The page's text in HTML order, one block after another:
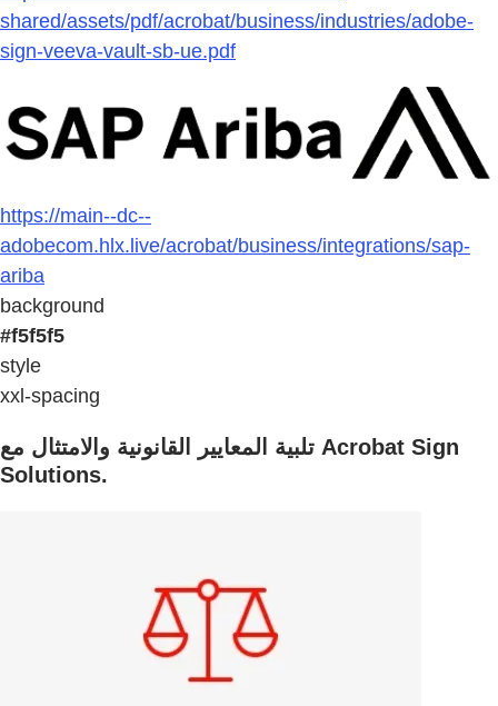
shared/assets/pdf/acrobat/business/industries/adobe-
sign-veeva-vault-sb-ue.pdf
https://main--dc--
adobecom.hlx.live/acrobat/business/integrations/sap-
ariba
background
#f5f5f5
style
xxl-spacing
تلبية المعايير القانونية والامتثال مع Acrobat Sign
Solutions.